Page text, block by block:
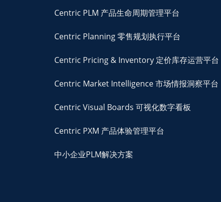
Centric PLM 产品生命周期管理平台
Centric Planning 零售规划执行平台
Centric Pricing & Inventory 定价库存运营平台
Centric Market Intelligence 市场情报洞察平台
Centric Visual Boards 可视化数字看板
Centric PXM 产品体验管理平台
中小企业PLM解决方案